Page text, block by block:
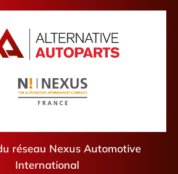
réseau Nexus Automotive
International